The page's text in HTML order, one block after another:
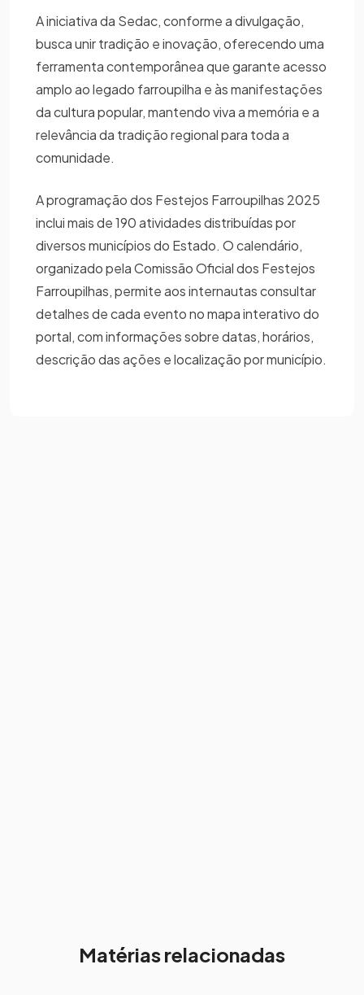
A iniciativa da Sedac, conforme a divulgação,
busca unir tradição e inovação, oferecendo uma
ferramenta contemporânea que garante acesso
amplo ao legado farroupilha e às manifestações
da cultura popular, mantendo viva a memória e a
relevância da tradição regional para toda a
comunidade.
A programação dos Festejos Farroupilhas 2025
inclui mais de 190 atividades distribuídas por
diversos municípios do Estado. O calendário,
organizado pela Comissão Oficial dos Festejos
Farroupilhas, permite aos internautas consultar
detalhes de cada evento no mapa interativo do
portal, com informações sobre datas, horários,
descrição das ações e localização por município.
Matérias relacionadas